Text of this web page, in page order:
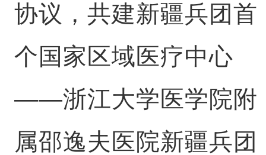
协议，共建新疆兵团首
个国家区域医疗中心
——浙江大学医学院附
属邵逸夫医院新疆兵团